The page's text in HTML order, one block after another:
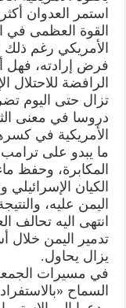
استمر العدوان
القوة العظمى في
الأمريكي رغم ذلك
فرض إرادته، فهل
الرافضة
تزال حتى اليوم
دروسا في معنى
الأمريكية في
ما يبدو على ترامب
المكابرة، وحفظ
الكيان
اليمن عليه،
انتهى اليه تحالف
تدمير اليمن خلال
يزال يحاول.
في مسيرات
السماح